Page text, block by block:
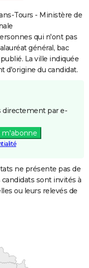
Tours - Ministère de
qui n'ont pas
général, bac
La ville indiquée
d'origine du candidat.
directement par e-
m'abonne
ne présente pas de
sont invités à
ou leurs relevés de